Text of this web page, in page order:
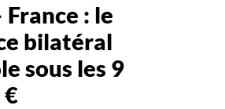
: le
bilatéral
sous les 9